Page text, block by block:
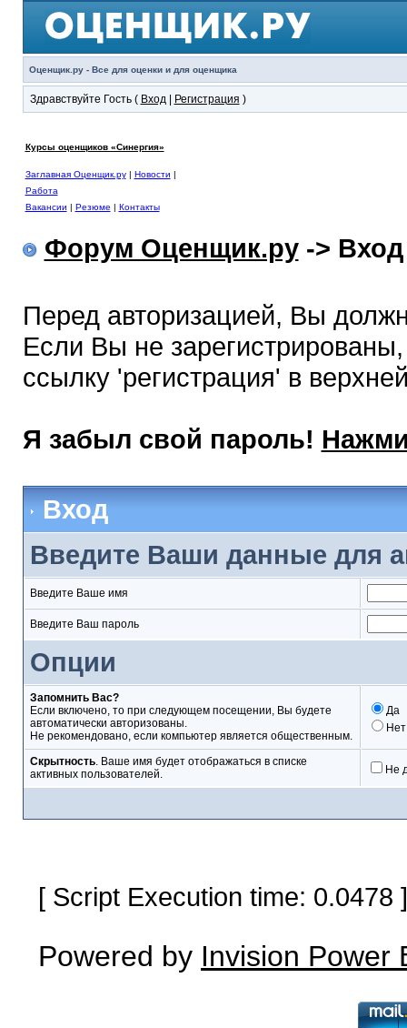
Оценщик.ру - Все для оценки и для оценщика
Здравствуйте Гость ( Вход| Регистрация )
Курсы оценщиков «Синергия»
Заглавная Оценщик.ру| Новости |
Работа
Вакансии | Резюме | Контакты
Форум Оценщик.ру-> Вход
Перед авторизацией, Вы
Если Вы не
ссылку 'регистрация' в
Я забыл свой пароль!
Вход
Введите Ваши данные для
Введите Ваше имя
Введите Ваш пароль
Опции
Запомнить Вас?
Если включено, то при следующем посещении, Вы будете
автоматически авторизованы.
Не рекомендовано, если компьютер является общественным.
Да
Нет
Скрытность. Ваше имя будет отображаться в списке
активных пользователей.
Не
[ Script Execution time:
Powered by Invision Power